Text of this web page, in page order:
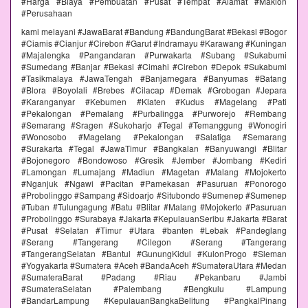
#Perusahaan
kami melayani #JawaBarat #Bandung #BandungBarat #Bekasi #Bogor
#Ciamis #Cianjur #Cirebon #Garut #Indramayu #Karawang #Kuningan
#Majalengka #Pangandaran #Purwakarta #Subang #Sukabumi
#Sumedang #Banjar #Bekasi #Cimahi #Cirebon #Depok #Sukabumi
#Tasikmalaya #JawaTengah #Banjarnegara #Banyumas #Batang
#Blora #Boyolali #Brebes #Cilacap #Demak #Grobogan #Jepara
#Karanganyar #Kebumen #Klaten #Kudus #Magelang #Pati
#Pekalongan #Pemalang #Purbalingga #Purworejo #Rembang
#Semarang #Sragen #Sukoharjo #Tegal #Temanggung #Wonogiri
#Wonosobo #Magelang #Pekalongan #Salatiga #Semarang
#Surakarta #Tegal #JawaTimur #Bangkalan #Banyuwangi #Blitar
#Bojonegoro #Bondowoso #Gresik #Jember #Jombang #Kediri
#Lamongan #Lumajang #Madiun #Magetan #Malang #Mojokerto
#Nganjuk #Ngawi #Pacitan #Pamekasan #Pasuruan #Ponorogo
#Probolinggo #Sampang #Sidoarjo #Situbondo #Sumenep #Sumenep
#Tuban #Tulungagung #Batu #Blitar #Malang #Mojokerto #Pasuruan
#Probolinggo #Surabaya #Jakarta #KepulauanSeribu #Jakarta #Barat
#Pusat #Selatan #Timur #Utara #banten #Lebak #Pandeglang
#Serang #Tangerang #Cilegon #Serang #Tangerang
#TangerangSelatan #Bantul #GunungKidul #KulonProgo #Sleman
#Yogyakarta #Sumatera #Aceh #BandaAceh #SumateraUtara #Medan
#SumateraBarat #Padang #Riau #Pekanbaru #Jambi
#SumateraSelatan #Palembang #Bengkulu #Lampung
#BandarLampung #KepulauanBangkaBelitung #PangkalPinang